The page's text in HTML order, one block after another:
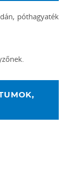
póthagyaték